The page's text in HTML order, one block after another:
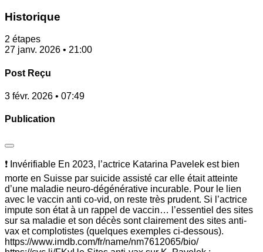
Historique
2 étapes
27 janv. 2026 • 21:00
Post Reçu
3 févr. 2026 • 07:49
Publication
❗ Invérifiable En 2023, l’actrice Katarina Pavelek est bien
morte en Suisse par suicide assisté car elle était atteinte
d’une maladie neuro-dégénérative incurable. Pour le lien
avec le vaccin anti co-vid, on reste très prudent. Si l’actrice
impute son état à un rappel de vaccin… l’essentiel des sites
sur sa maladie et son décès sont clairement des sites anti-
vax et complotistes (quelques exemples ci-dessous).
https://www.imdb.com/fr/name/nm7612065/bio/